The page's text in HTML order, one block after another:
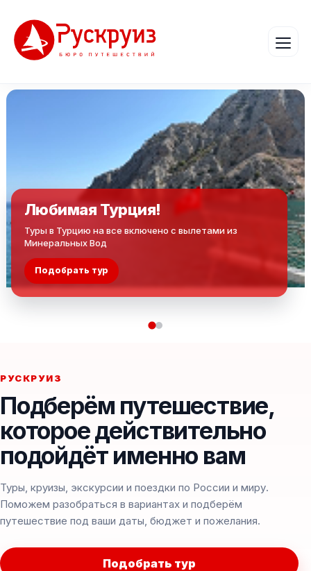
Любимая Турция!
Туры в Турцию на все включено с вылетами из
Минеральных Вод
Подобрать тур
РУСКРУИЗ
Подберём путешествие,
которое действительно
подойдёт именно вам
Туры, круизы, экскурсии и поездки по России и миру.
Поможем разобраться в вариантах и подберём
путешествие под ваши даты, бюджет и пожелания.
Подобрать тур